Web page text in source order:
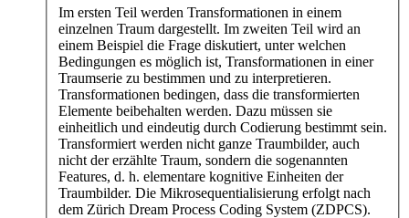
Im ersten Teil werden Transformationen in einem
einzelnen Traum dargestellt. Im zweiten Teil wird an
einem Beispiel die Frage diskutiert, unter welchen
Bedingungen es möglich ist, Transformationen in einer
Traumserie zu bestimmen und zu interpretieren.
Transformationen bedingen, dass die transformierten
Elemente beibehalten werden. Dazu müssen sie
einheitlich und eindeutig durch Codierung bestimmt sein.
Transformiert werden nicht ganze Traumbilder, auch
nicht der erzählte Traum, sondern die sogenannten
Features, d. h. elementare kognitive Einheiten der
Traumbilder. Die Mikrosequentialisierung erfolgt nach
dem Zürich Dream Process Coding System (ZDPCS).